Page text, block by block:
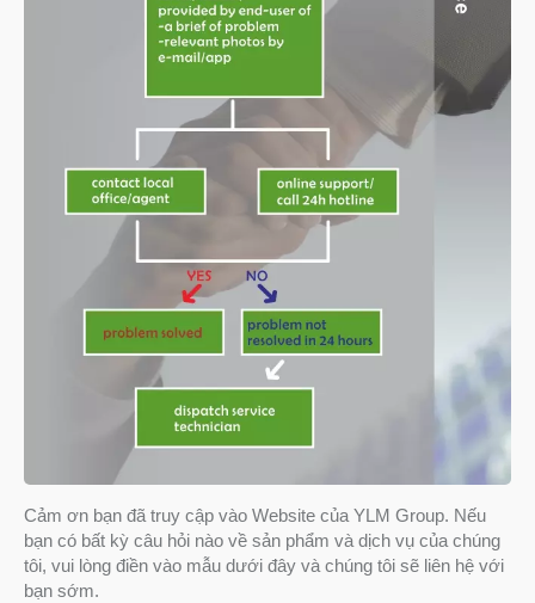
Cảm ơn bạn đã truy cập vào Website của YLM Group. Nếu
bạn có bất kỳ câu hỏi nào về sản phẩm và dịch vụ của chúng
tôi, vui lòng điền vào mẫu dưới đây và chúng tôi sẽ liên hệ với
bạn sớm.